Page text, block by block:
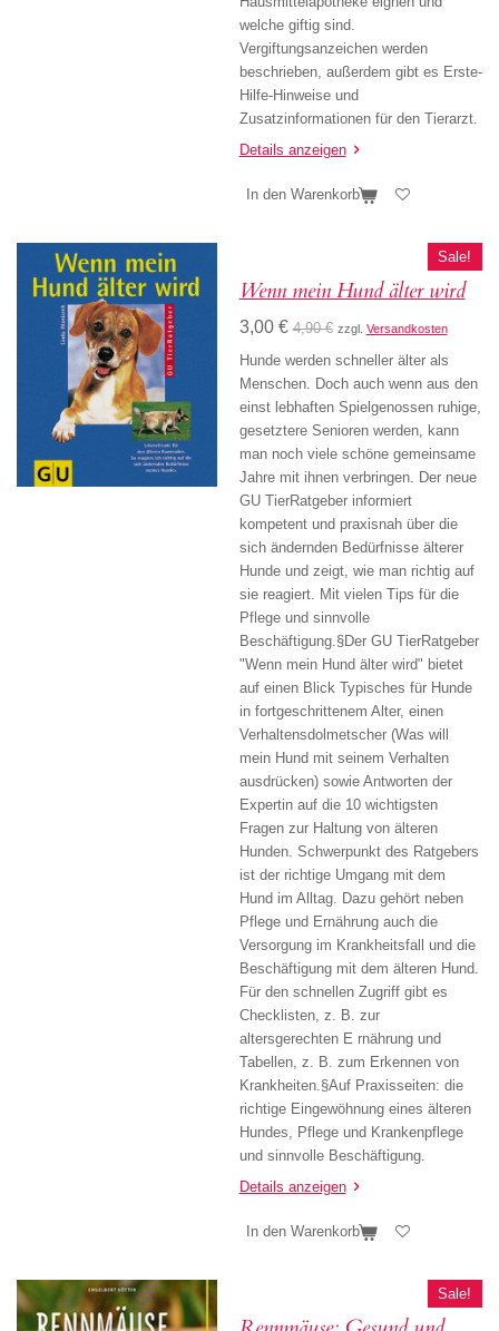
welche giftig sind.
Vergiftungsanzeichen werden
beschrieben, außerdem gibt es Erste-
Hilfe-Hinweise und
Zusatzinformationen für den Tierarzt.
Details anzeigen
In den Warenkorb
Sale!
Wenn mein Hund älter wird
3,00 € 4,90 € zzgl. Versandkosten
Hunde werden schneller älter als
Menschen. Doch auch wenn aus den
einst lebhaften Spielgenossen ruhige,
gesetztere Senioren werden, kann
man noch viele schöne gemeinsame
Jahre mit ihnen verbringen. Der neue
GU TierRatgeber informiert
kompetent und praxisnah über die
sich ändernden Bedürfnisse älterer
Hunde und zeigt, wie man richtig auf
sie reagiert. Mit vielen Tips für die
Pflege und sinnvolle
Beschäftigung.§Der GU TierRatgeber
"Wenn mein Hund älter wird" bietet
auf einen Blick Typisches für Hunde
in fortgeschrittenem Alter, einen
Verhaltensdolmetscher (Was will
mein Hund mit seinem Verhalten
ausdrücken) sowie Antworten der
Expertin auf die 10 wichtigsten
Fragen zur Haltung von älteren
Hunden. Schwerpunkt des Ratgebers
ist der richtige Umgang mit dem
Hund im Alltag. Dazu gehört neben
Pflege und Ernährung auch die
Versorgung im Krankheitsfall und die
Beschäftigung mit dem älteren Hund.
Für den schnellen Zugriff gibt es
Checklisten, z. B. zur
altersgerechten E rnährung und
Tabellen, z. B. zum Erkennen von
Krankheiten.§Auf Praxisseiten: die
richtige Eingewöhnung eines älteren
Hundes, Pflege und Krankenpflege
und sinnvolle Beschäftigung.
Details anzeigen
In den Warenkorb
Sale!